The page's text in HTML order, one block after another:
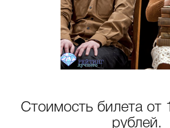
Стоимость билета от
рублей.